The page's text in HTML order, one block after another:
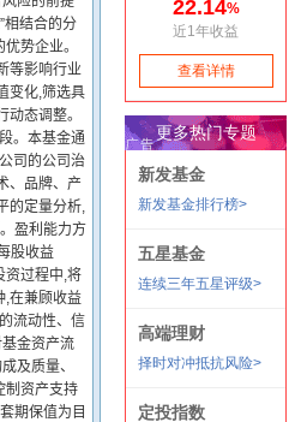
相结合的分
势企业。
等影响行业
变化,筛选具
态调整。
。本基金通
司的公司治
、品牌、产
的定量分析,
盈利能力方
股收益
资过程中,将
,在兼顾收益
流动性、信
金资产流
及质量、
制资产支持
期保值为目